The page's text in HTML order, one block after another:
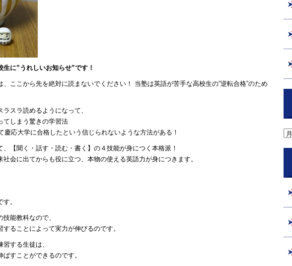
に”うれしいお知らせ”です！
、ここから先を絶対に読まないでください！ 当塾は英語が苦手な高校生の”逆転合格”のため
スラ読めるようになって、
てしまう驚きの学習法
慶応大学に合格したという信じられないような方法がある！
【聞く・話す・読む・書く】の４技能が身につく本格派！
会に出てからも役に立つ、本物の使える英語力が身につきます。
。
能教科なので、
ることによって実力が伸びるのです。
する生徒は、
すことができるのです。